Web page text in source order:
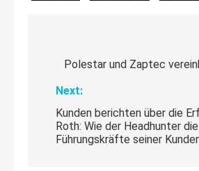
Polestar und Zaptec
Next:
Kunden berichten über die
Roth: Wie der Headhunter
Führungskräfte seiner